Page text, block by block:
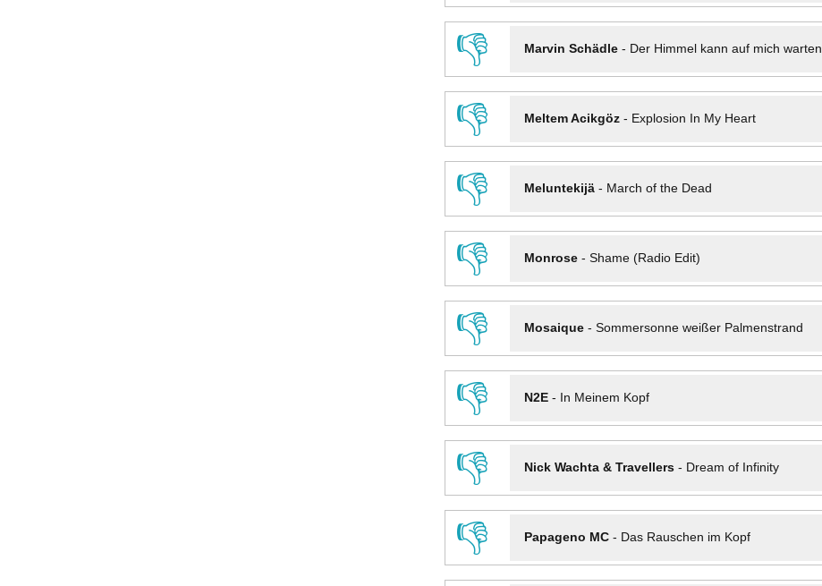
👎
Marvin Schädle- Der Himmel kann auf mich warten
👎
Meltem Acikgöz- Explosion In My Heart
👎
Meluntekijä- March of the Dead
👎
Monrose- Shame (Radio Edit)
👎
Mosaique- Sommersonne weißer Palmenstrand
👎
N2E- In Meinem Kopf
👎
Nick Wachta & Travellers- Dream of Infinity
👎
Papageno MC- Das Rauschen im Kopf